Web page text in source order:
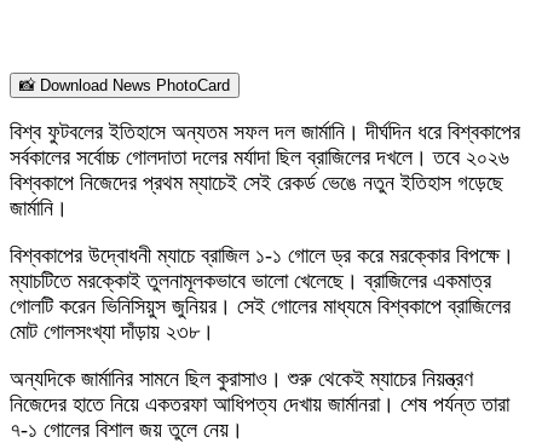
📸 Download News PhotoCard
বিশ্ব ফুটবলের ইতিহাসে অন্যতম সফল দল জার্মানি। দীর্ঘদিন ধরে বিশ্বকাপের
সর্বকালের সর্বোচ্চ গোলদাতা দলের মর্যাদা ছিল ব্রাজিলের দখলে। তবে ২০২৬
বিশ্বকাপে নিজেদের প্রথম ম্যাচেই সেই রেকর্ড ভেঙে নতুন ইতিহাস গড়েছে
জার্মানি।
বিশ্বকাপের উদ্বোধনী ম্যাচে ব্রাজিল ১-১ গোলে ড্র করে মরক্কোর বিপক্ষে।
ম্যাচটিতে মরক্কোই তুলনামূলকভাবে ভালো খেলেছে। ব্রাজিলের একমাত্র
গোলটি করেন ভিনিসিয়ুস জুনিয়র। সেই গোলের মাধ্যমে বিশ্বকাপে ব্রাজিলের
মোট গোলসংখ্যা দাঁড়ায় ২৩৮।
অন্যদিকে জার্মানির সামনে ছিল কুরাসাও। শুরু থেকেই ম্যাচের নিয়ন্ত্রণ
নিজেদের হাতে নিয়ে একতরফা আধিপত্য দেখায় জার্মানরা। শেষ পর্যন্ত তারা
৭-১ গোলের বিশাল জয় তুলে নেয়।